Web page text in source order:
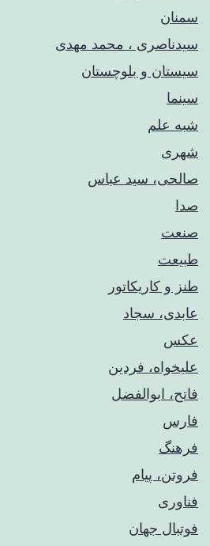
سمنان
سیدناصری ، محمد مهدی
سیستان و بلوچستان
سینما
شبه علم
شهری
صالحی، سید عباس
صدا
صنعت
طبیعت
طنز و کاریکاتور
عابدی، سجاد
عکس
علیخواه، فردین
فاتح، ابوالفضل
فارس
فرهنگ
فروتن، پیام
فناوری
فوتبال جهان